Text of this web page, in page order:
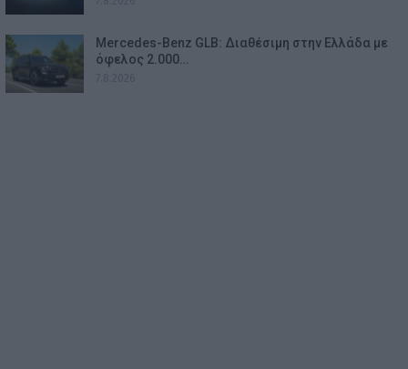
Mercedes-Benz GLB: Διαθέσιμη στην Ελλάδα με
όφελος 2.000…